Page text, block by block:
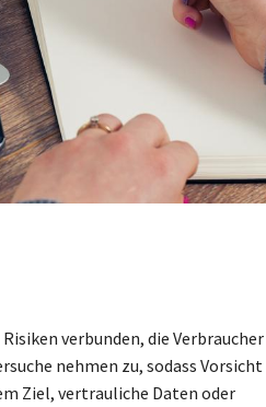
verbunden, die Verbraucher
nehmen zu, sodass Vorsicht
Ziel, vertrauliche Daten oder